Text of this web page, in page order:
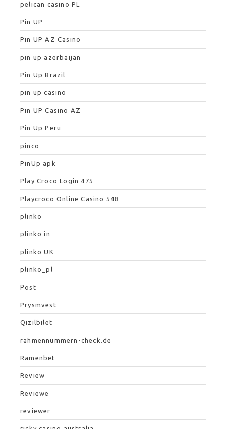
pelican casino PL
Pin UP
Pin UP AZ Casino
pin up azerbaijan
Pin Up Brazil
pin up casino
Pin UP Casino AZ
Pin Up Peru
pinco
PinUp apk
Play Croco Login 475
Playcroco Online Casino 548
plinko
plinko in
plinko UK
plinko_pl
Post
Prysmvest
Qizilbilet
rahmennummern-check.de
Ramenbet
Review
Reviewe
reviewer